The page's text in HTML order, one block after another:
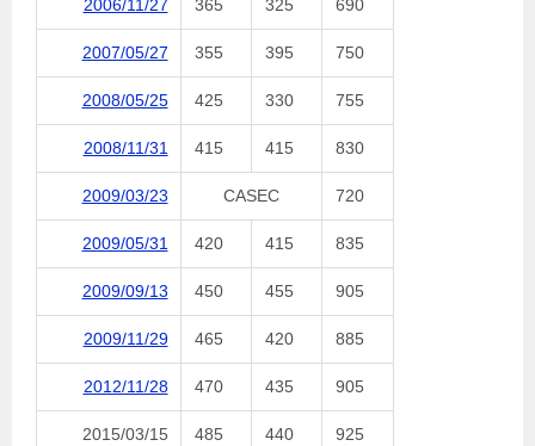
2006/11/27 365 325 690
2007/05/27 355 395 750
2008/05/25 425 330 755
2008/11/31 415 415 830
2009/03/23 CASEC 720
2009/05/31 420 415 835
2009/09/13 450 455 905
2009/11/29 465 420 885
2012/11/28 470 435 905
2015/03/15 485 440 925